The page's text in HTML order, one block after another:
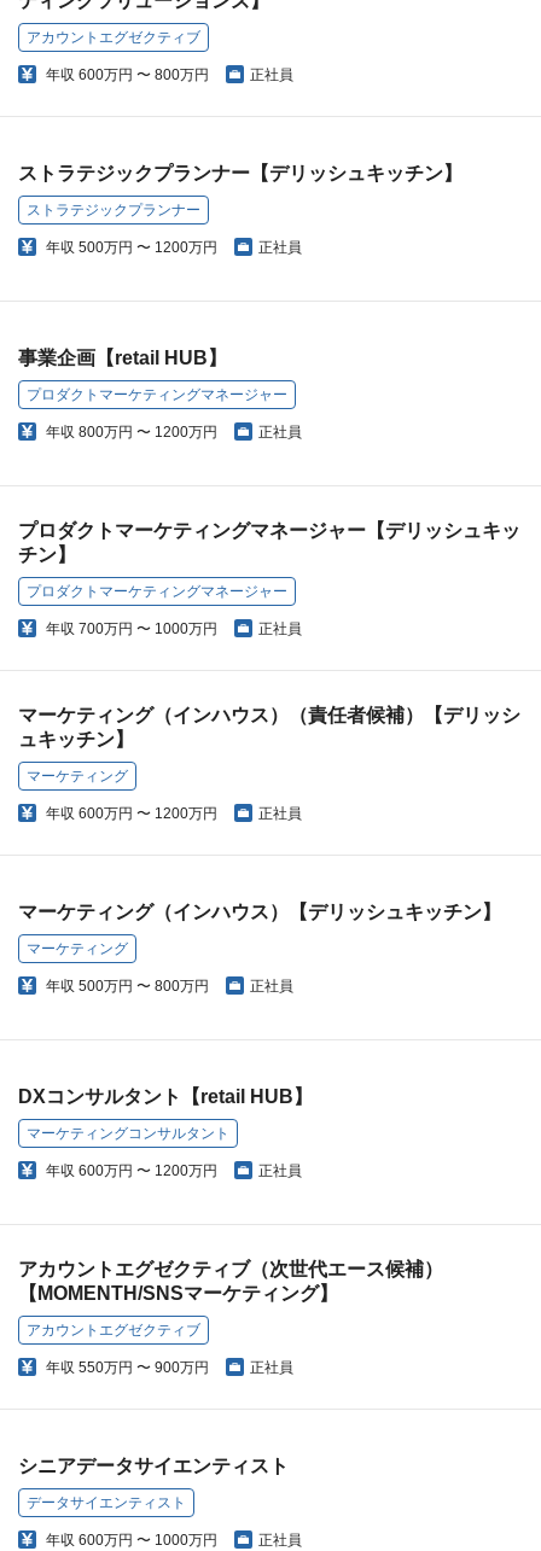
アカウントエグゼクティブ
年収 600万円 〜 800万円 正社員
ストラテジックプランナー【デリッシュキッチン】
ストラテジックプランナー
年収 500万円 〜 1200万円 正社員
事業企画【retail HUB】
プロダクトマーケティングマネージャー
年収 800万円 〜 1200万円 正社員
プロダクトマーケティングマネージャー【デリッシュキッ
チン】
プロダクトマーケティングマネージャー
年収 700万円 〜 1000万円 正社員
マーケティング（インハウス）（責任者候補）【デリッシ
ュキッチン】
マーケティング
年収 600万円 〜 1200万円 正社員
マーケティング（インハウス）【デリッシュキッチン】
マーケティング
年収 500万円 〜 800万円 正社員
DXコンサルタント【retail HUB】
マーケティングコンサルタント
年収 600万円 〜 1200万円 正社員
アカウントエグゼクティブ（次世代エース候補）
【MOMENTH/SNSマーケティング】
アカウントエグゼクティブ
年収 550万円 〜 900万円 正社員
シニアデータサイエンティスト
データサイエンティスト
年収 600万円 〜 1000万円 正社員